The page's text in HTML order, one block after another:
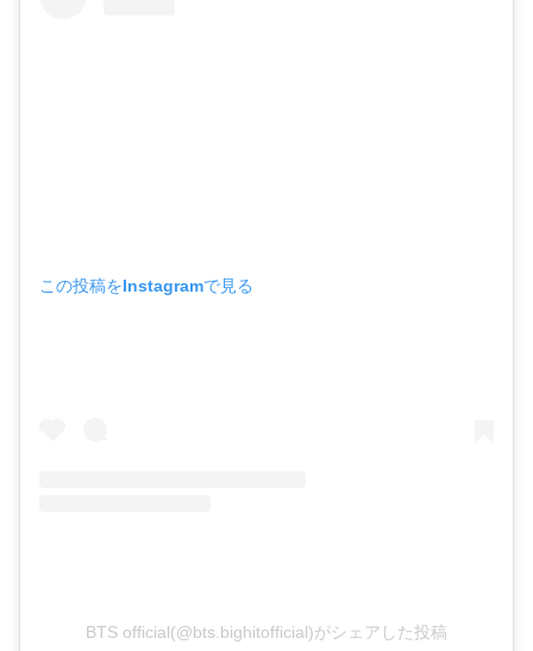
この投稿をInstagramで見る
BTS official(@bts.bighitofficial)がシェアした投稿